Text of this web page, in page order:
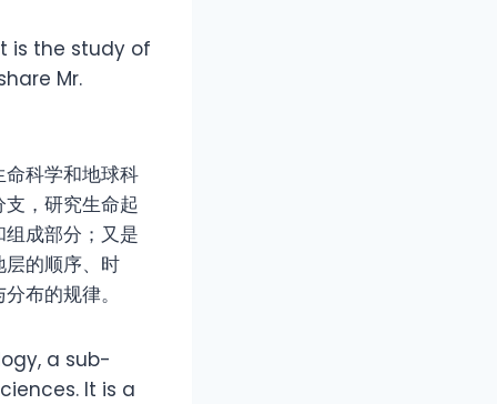
is the study of
Mr.
科学和地球科
，研究生命起
成部分；又是
的顺序、时
布的规律。
a sub-
It is a